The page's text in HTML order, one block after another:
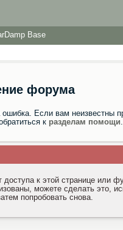
Base
форума
Если вам неизвестны
к разделам помощи.
доступа к этой странице или
можете сделать это,
попробовать снова.